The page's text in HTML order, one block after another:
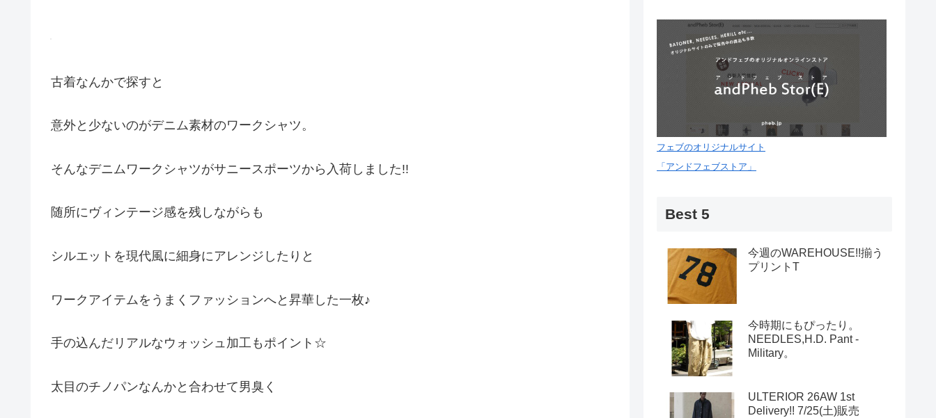
古着なんかで探すと
意外と少ないのがデニム素材のワークシャツ。
そんなデニムワークシャツがサニースポーツから入荷しました!!
随所にヴィンテージ感を残しながらも
シルエットを現代風に細身にアレンジしたりと
ワークアイテムをうまくファッションへと昇華した一枚♪
手の込んだリアルなウォッシュ加工もポイント☆
太目のチノパンなんかと合わせて男臭く
フェブのオリジナルサイト
「アンドフェブストア」
Best 5
今週のWAREHOUSE!!揃う
プリントT
今時期にもぴったり。
NEEDLES,H.D. Pant -
Military。
ULTERIOR 26AW 1st
Delivery!! 7/25(土)販売